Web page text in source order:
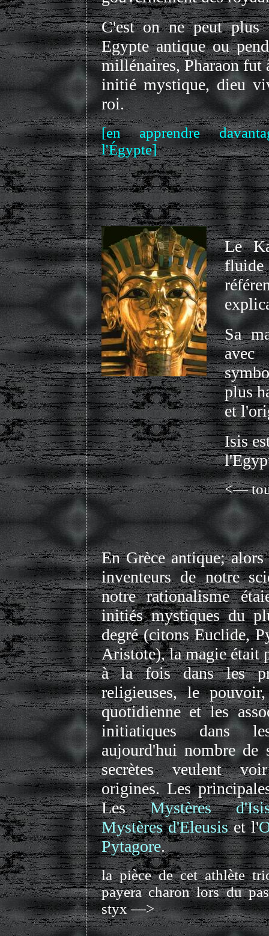
C'est on ne peut plus
Egypte antique ou
millénaires, Pharaon fut
initié mystique, dieu
roi.
[en apprendre
l'Égypte]
Le
fluide
Sa
plus
et
Isis
<—
En Grèce antique; alors
inventeurs de notre
notre rationalisme
initiés mystiques du
degré (citons Euclide,
Aristote), la magie était
à la fois dans les
religieuses, le
quotidienne et les
initiatiques dans
aujourd'hui nombre de
secrètes veulent
origines. Les
LesMystères
Mystères d'Eleusiset l'
Pytagore.
la pièce de cet athlète
payera charon lors du
styx —>